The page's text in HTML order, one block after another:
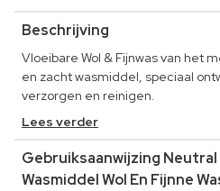
Beschrijving
Vloeibare Wol & Fijnwas van het
en zacht wasmiddel, speciaal
verzorgen en reinigen.
Lees verder
Gebruiksaanwijzing Neutral
Wasmiddel Wol En Fijnne